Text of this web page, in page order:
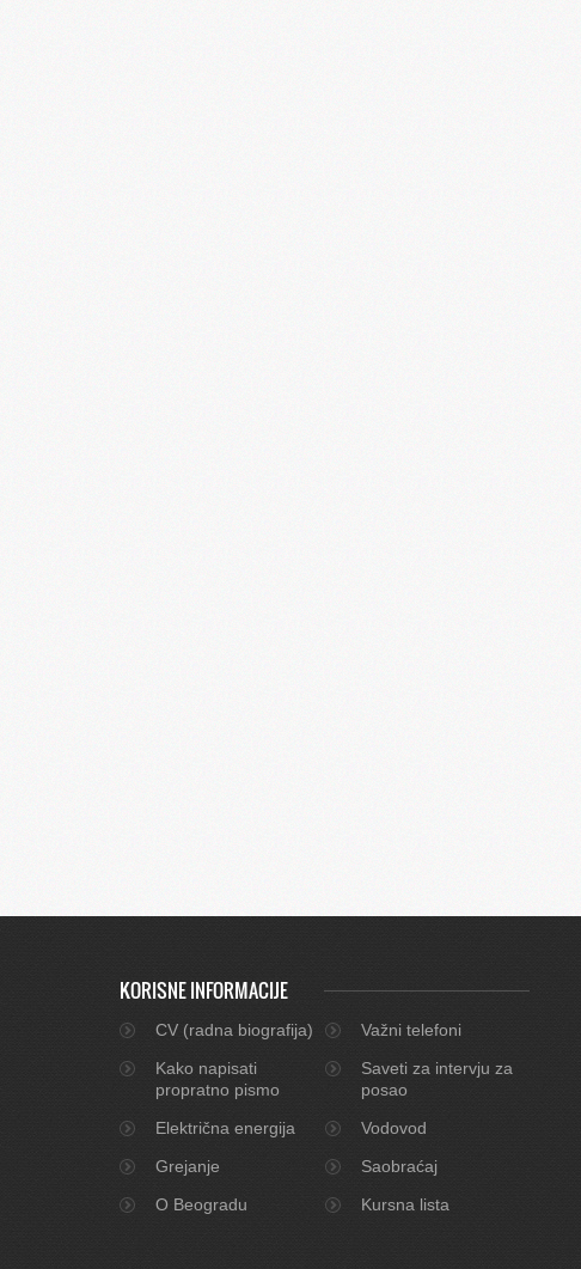
KORISNE INFORMACIJE
CV (radna biografija)
Važni telefoni
Kako napisati
propratno pismo
Saveti za intervju za
posao
Električna energija
Vodovod
Grejanje
Saobraćaj
O Beogradu
Kursna lista